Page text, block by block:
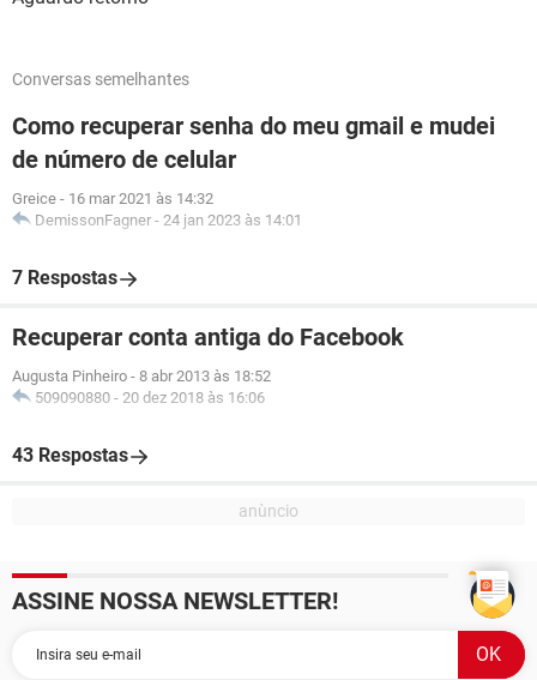
Conversas semelhantes
Como recuperar senha do meu gmail e mudei
de número de celular
Greice - 16 mar 2021 às 14:32
DemissonFagner - 24 jan 2023 às 14:01
7 Respostas
Recuperar conta antiga do Facebook
Augusta Pinheiro - 8 abr 2013 às 18:52
509090880 - 20 dez 2018 às 16:06
43 Respostas
ASSINE NOSSA NEWSLETTER!